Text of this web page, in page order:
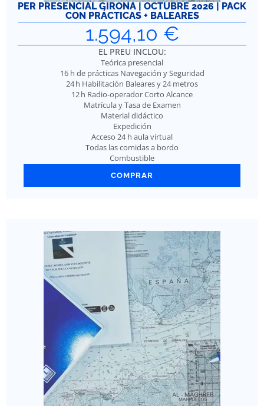
PER PRESENCIAL GIRONA | OCTUBRE 2026 | PACK
CON PRÁCTICAS + BALEARES
1.594,10 €
EL PREU INCLOU:
Teórica presencial
16 h de prácticas Navegación y Seguridad
24 h Habilitación Baleares y 24 metros
12 h Radio-operador Corto Alcance
Matrícula y Tasa de Examen
Material didáctico
Expedición
Acceso 24 h aula virtual
Todas las comidas a bordo
Combustible
COMPRAR